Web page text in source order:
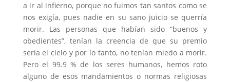
a ir al infierno, porque no fuimos tan santos como se
nos exigía, pues nadie en su sano juicio se querría
morir. Las personas que habían sido “buenos y
obedientes”, tenían la creencia de que su premio
sería el cielo y por lo tanto, no tenían miedo a morir.
Pero el 99.9 % de los seres humanos, hemos roto
alguno de esos mandamientos o normas religiosas